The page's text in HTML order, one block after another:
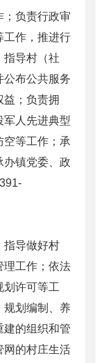
；负责行政审
工作，推进行
指导村（社
公布公共服务
益；负责拥
军人先进典型
空等工作；承
办镇党委、政
指导做好村
理工作；依法
划许可等工
规划编制、养
建的组织和管
网的村庄生活